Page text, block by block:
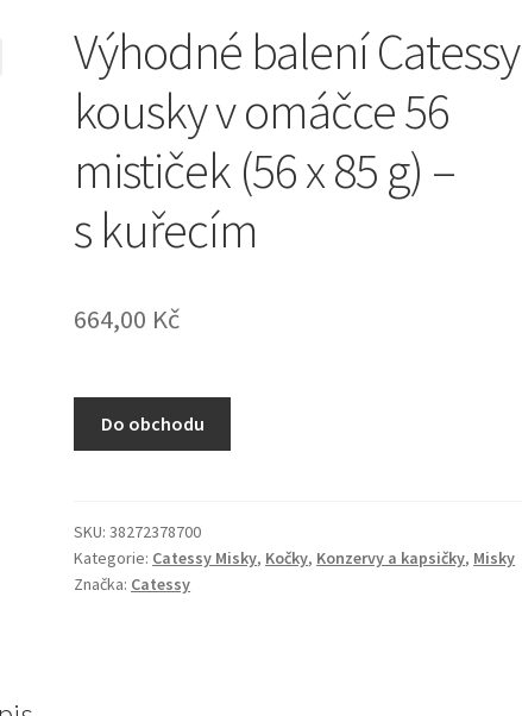
Výhodné balení Catessy
kousky v omáčce 56
mističek (56 x 85 g) –
s kuřecím
664,00 Kč
Do obchodu
SKU:38272378700
Kategorie: Catessy Misky, Kočky, Konzervy a kapsičky, Misky
Značka: Catessy